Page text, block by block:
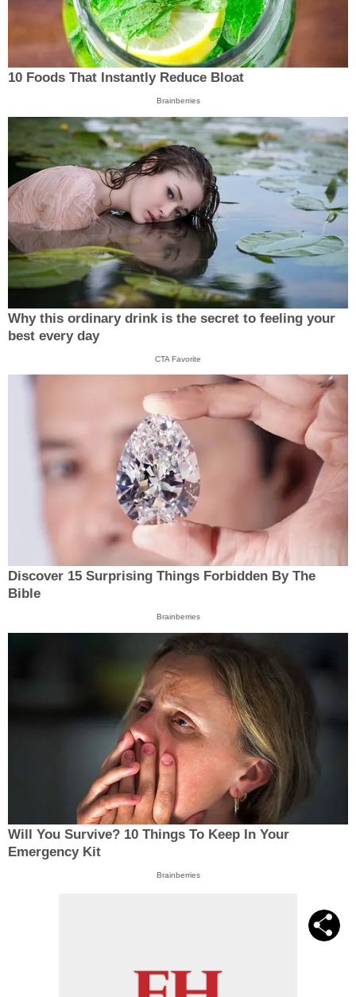
10 Foods That Instantly Reduce Bloat
Brainberries
Why this ordinary drink is the secret to feeling your
best every day
CTA Favorite
Discover 15 Surprising Things Forbidden By The
Bible
Brainberries
Will You Survive? 10 Things To Keep In Your
Emergency Kit
Brainberries